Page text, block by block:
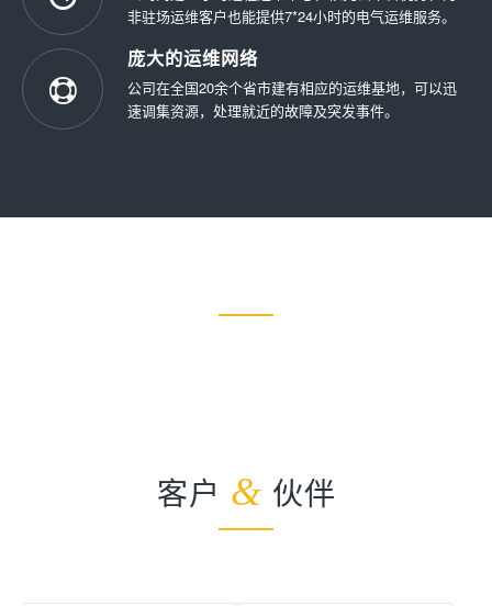
非驻场运维客户也能提供7*24小时的电气运维服务。
庞大的运维网络
公司在全国20余个省市建有相应的运维基地，可以迅
速调集资源，处理就近的故障及突发事件。
客户 & 伙伴